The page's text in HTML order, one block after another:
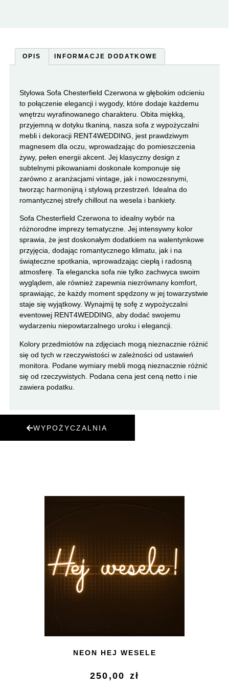
OPIS INFORMACJE DODATKOWE
Stylowa Sofa Chesterfield Czerwona w głębokim odcieniu
to połączenie elegancji i wygody, które dodaje każdemu
wnętrzu wyrafinowanego charakteru. Obita miękką,
przyjemną w dotyku tkaniną, nasza sofa z wypożyczalni
mebli i dekoracji RENT4WEDDING, jest prawdziwym
magnesem dla oczu, wprowadzając do pomieszczenia
żywy, pełen energii akcent. Jej klasyczny design z
subtelnymi pikowaniami doskonale komponuje się
zarówno z aranżacjami vintage, jak i nowoczesnymi,
tworząc harmonijną i stylową przestrzeń. Idealna do
romantycznej strefy chillout na wesela i bankiety.
Sofa Chesterfield Czerwona to idealny wybór na
różnorodne imprezy tematyczne. Jej intensywny kolor
sprawia, że jest doskonałym dodatkiem na walentynkowe
przyjęcia, dodając romantycznego klimatu, jak i na
świąteczne spotkania, wprowadzając ciepłą i radosną
atmosferę. Ta elegancka sofa nie tylko zachwyca swoim
wyglądem, ale również zapewnia niezrównany komfort,
sprawiając, że każdy moment spędzony w jej towarzystwie
staje się wyjątkowy. Wynajmij tę sofę z wypożyczalni
eventowej RENT4WEDDING, aby dodać swojemu
wydarzeniu niepowtarzalnego uroku i elegancji.
Kolory przedmiotów na zdjęciach mogą nieznacznie różnić
się od tych w rzeczywistości w zależności od ustawień
monitora. Podane wymiary mebli mogą nieznacznie różnić
się od rzeczywistych. Podana cena jest ceną netto i nie
zawiera podatku.
WYPOŻYCZALNIA
NEON HEJ WESELE
250,00 zł